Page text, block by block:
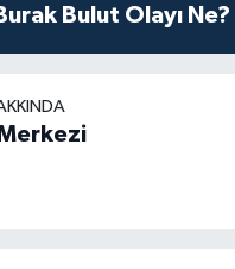
Bulut Olayı Ne?